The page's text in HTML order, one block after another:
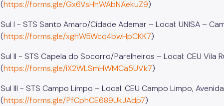
(https://forms.gle/Gx6VsHhWAbNAekuZ9)
Sul I - STS Santo Amaro/Cidade Ademar – Local: UNISA –
(https://forms.gle/xghW5Wcq4bwHpCKK7)
Sul II - STS Capela do Socorro/Parelheiros – Local: CEU Vila
(https://forms.gle/iX2WLSmHWMCa5UVk7)
Sul III - STS Campo Limpo – Local: CEU Campo Limpo,
(https://forms.gle/PfCphCE689UkJAdp7)